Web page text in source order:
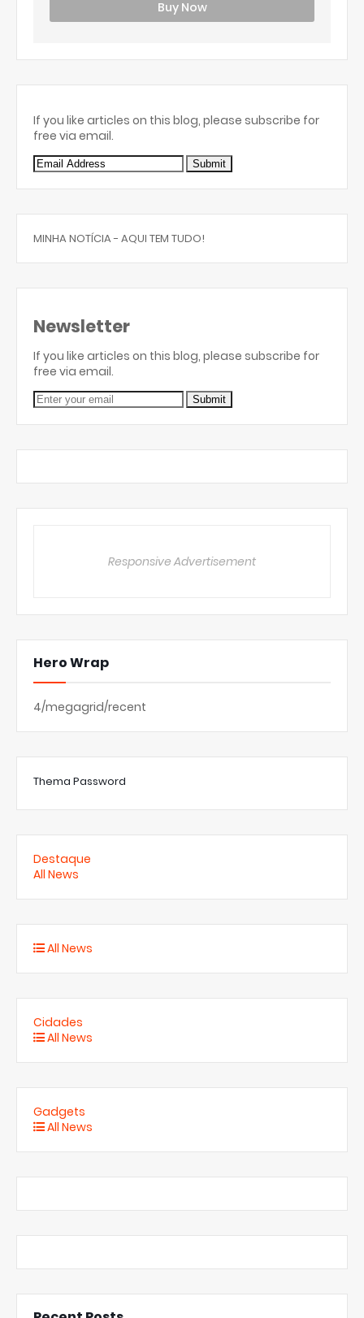
Buy Now
If you like articles on this blog, please subscribe for
free via email.
MINHA NOTÍCIA - AQUI TEM TUDO!
Newsletter
If you like articles on this blog, please subscribe for
free via email.
Responsive Advertisement
Hero Wrap
4/megagrid/recent
Thema Password
Destaque
All News
All News
Cidades
All News
Gadgets
All News